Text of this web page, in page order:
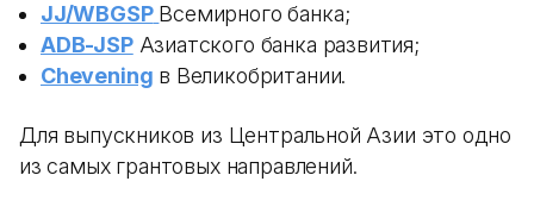
JJ/WBGSP Всемирного банка;
ADB-JSPАзиатского банка развития;
Chevening в Великобритании.
Для выпускников из Центральной Азии это одно
из самых грантовых направлений.